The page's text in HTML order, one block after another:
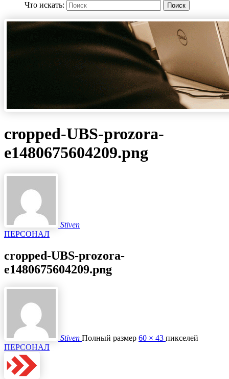
Что искать:
Поиск
cropped-UBS-prozora-
e1480675604209.png
Stiven
ПЕРСОНАЛ
cropped-UBS-prozora-
e1480675604209.png
Stiven Полный размер 60 × 43 пикселей
ПЕРСОНАЛ